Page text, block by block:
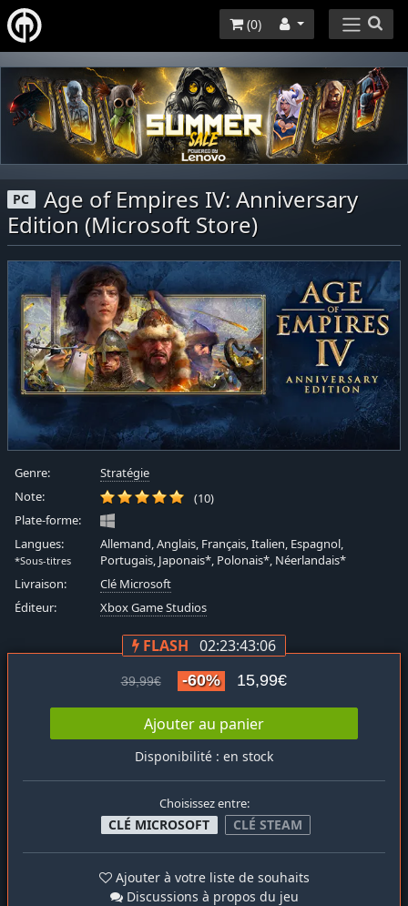
(0)
PC
Age of Empires IV: Anniversary
Edition (Microsoft Store)
Genre:
Stratégie
Note:
(10)
Plate-forme:
Langues:
*Sous-titres
Allemand, Anglais, Français, Italien, Espagnol,
Portugais, Japonais*, Polonais*, Néerlandais*
Livraison:
Clé Microsoft
Éditeur:
Xbox Game Studios
FLASH 02:23:43:05
39,99€ -60% 15,99€
Ajouter au panier
Disponibilité : en stock
Choisissez entre:
CLÉ MICROSOFT CLÉ STEAM
Ajouter à votre liste de souhaits
Discussions à propos du jeu